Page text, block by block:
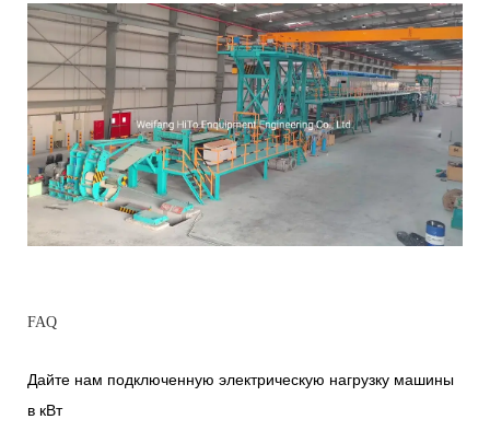
FAQ
Дайте нам подключенную электрическую нагрузку машины
в кВт